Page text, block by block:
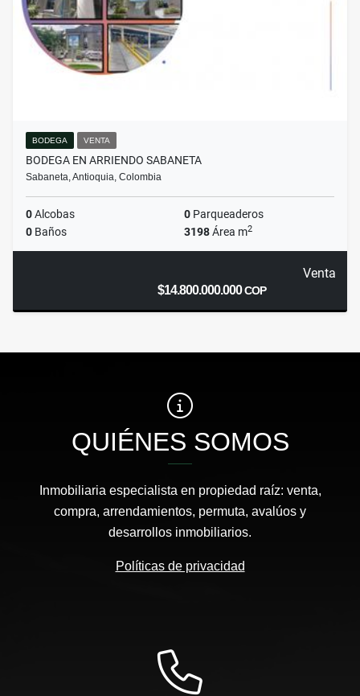
BODEGA VENTA
BODEGA EN ARRIENDO SABANETA
Sabaneta, Antioquia, Colombia
0Alcobas 0 Parqueaderos
0 Baños 3198Área m2
Venta
$14.800.000.000COP
QUIÉNES SOMOS
Inmobiliaria especialista en propiedad raíz: venta,
compra, arrendamientos, permuta, avalúos y
desarrollos inmobiliarios.
Políticas de privacidad